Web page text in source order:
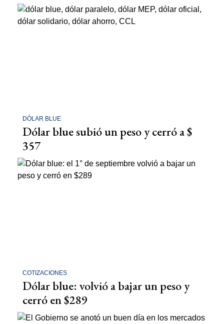
DÓLAR BLUE
Dólar blue subió un peso y cerró a $
357
COTIZACIONES
Dólar blue: volvió a bajar un peso y
cerró en $289